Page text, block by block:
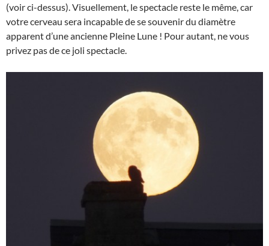
(voir ci-dessus). Visuellement, le spectacle reste le même, car
votre cerveau sera incapable de se souvenir du diamètre
apparent d’une ancienne Pleine Lune ! Pour autant, ne vous
privez pas de ce joli spectacle.